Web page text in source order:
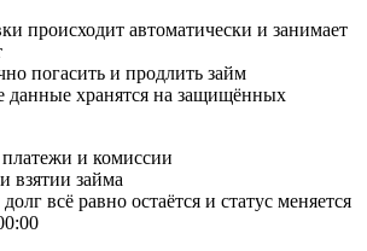
происходит автоматически и занимает
погасить и продлить займ
данные хранятся на защищённых
и комиссии
взятии займа
всё равно остаётся и статус меняется